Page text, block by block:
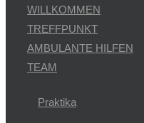
WILLKOMMEN
TREFFPUNKT
AMBULANTE HILFEN
TEAM
Praktika